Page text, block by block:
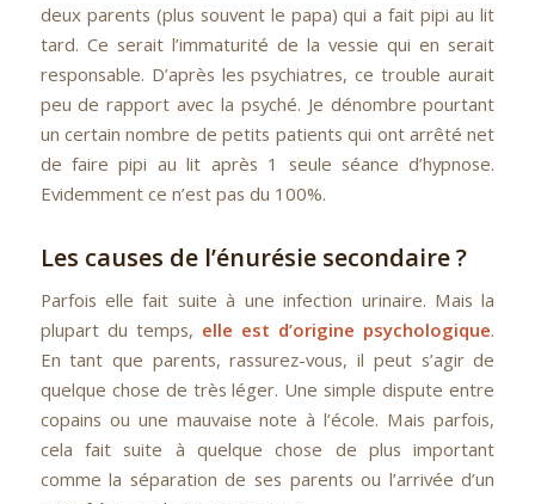
deux parents (plus souvent le papa) qui a fait pipi au lit
tard. Ce serait l’immaturité de la vessie qui en serait
responsable. D’après les psychiatres, ce trouble aurait
peu de rapport avec la psyché. Je dénombre pourtant
un certain nombre de petits patients qui ont arrêté net
de faire pipi au lit après 1 seule séance d’hypnose.
Evidemment ce n’est pas du 100%.
Les causes de l’énurésie secondaire ?
Parfois elle fait suite à une infection urinaire. Mais la
plupart du temps, elle est d’origine psychologique.
En tant que parents, rassurez-vous, il peut s’agir de
quelque chose de très léger. Une simple dispute entre
copains ou une mauvaise note à l’école. Mais parfois,
cela fait suite à quelque chose de plus important
comme la séparation de ses parents ou l’arrivée d’un